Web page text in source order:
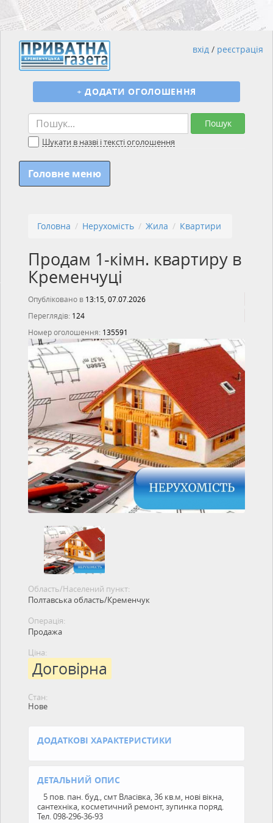
Пошук
Шукати в назві і тексті оголошення
+ ДОДАТИ ОГОЛОШЕННЯ
вхід / реєстрація
Головне меню
Головна Нерухомість Жила Квартири
Продам 1-кімн. квартиру в
Кременчуці
Опубліковано в 13:15, 07.07.2026
Переглядів: 124
Номер оголошення: 135591
Область/Населений пункт:
Полтавська область/Кременчук
Операція:
Продажа
Ціна:
Договірна
Стан:
Нове
ДОДАТКОВІ ХАРАКТЕРИСТИКИ
ДЕТАЛЬНИЙ ОПИС
5 пов. пан. буд., смт Власівка, 36 кв.м, нові вікна,
сантехніка, косметичний ремонт, зупинка поряд.
Тел. 098-296-36-93